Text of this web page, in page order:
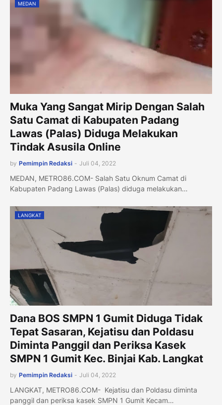
MEDAN
Muka Yang Sangat Mirip Dengan Salah
Satu Camat di Kabupaten Padang
Lawas (Palas) Diduga Melakukan
Tindak Asusila Online
by Pemimpin Redaksi - Juli 04, 2022
MEDAN, METRO86.COM- Salah Satu Oknum Camat di
Kabupaten Padang Lawas (Palas) diduga melakukan…
LANGKAT
Dana BOS SMPN 1 Gumit Diduga Tidak
Tepat Sasaran, Kejatisu dan Poldasu
Diminta Panggil dan Periksa Kasek
SMPN 1 Gumit Kec. Binjai Kab. Langkat
by Pemimpin Redaksi - Juli 04, 2022
LANGKAT, METRO86.COM- Kejatisu dan Poldasu diminta
panggil dan periksa kasek SMPN 1 Gumit Kecam…